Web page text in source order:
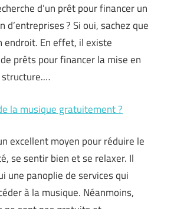
d’un prêt pour financer un
d’entreprises ? Si oui, sachez que
endroit. En effet, il existe
prêts pour financer la mise en
structure.…
la musique gratuitement ?
excellent moyen pour réduire le
se sentir bien et se relaxer. Il
une panoplie de services qui
à la musique. Néanmoins,